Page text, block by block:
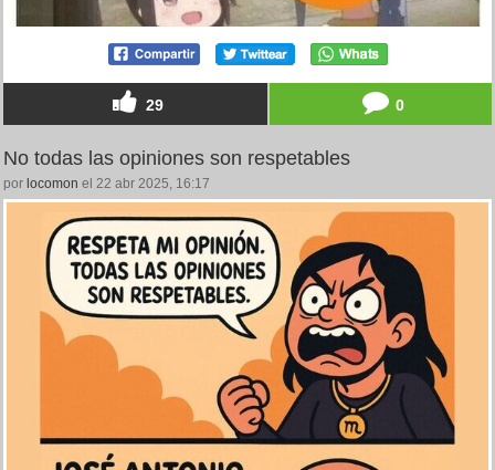
29 0
No todas las opiniones son respetables
por locomon el 22 abr 2025, 16:17